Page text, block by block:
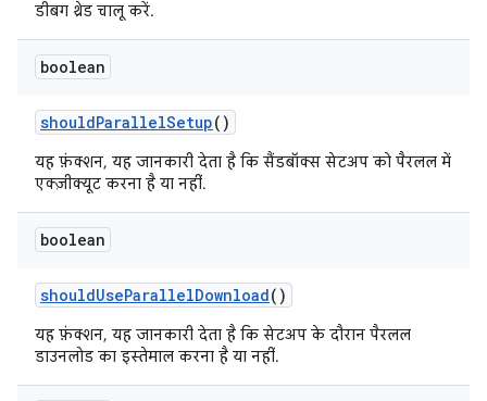
डीबग थ्रेड चालू करें.
boolean
shouldParallelSetup()
यह फ़ंक्शन, यह जानकारी देता है कि सैंडबॉक्स सेटअप को पैरलल में
एक्ज़ीक्यूट करना है या नहीं.
boolean
shouldUseParallelDownload()
यह फ़ंक्शन, यह जानकारी देता है कि सेटअप के दौरान पैरलल
डाउनलोड का इस्तेमाल करना है या नहीं.